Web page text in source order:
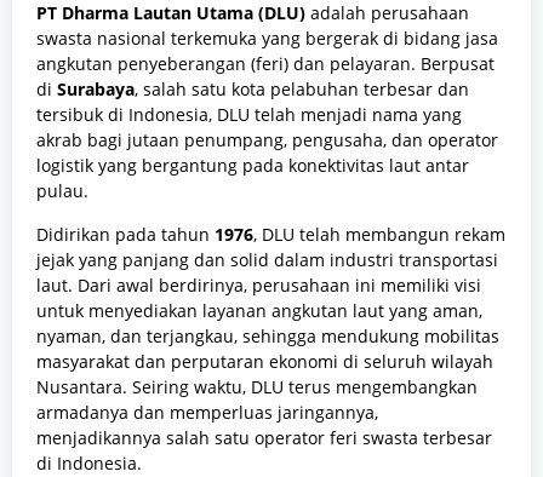
PT Dharma Lautan Utama (DLU) adalah perusahaan
swasta nasional terkemuka yang bergerak di bidang jasa
angkutan penyeberangan (feri) dan pelayaran. Berpusat
di Surabaya, salah satu kota pelabuhan terbesar dan
tersibuk di Indonesia, DLU telah menjadi nama yang
akrab bagi jutaan penumpang, pengusaha, dan operator
logistik yang bergantung pada konektivitas laut antar
pulau.
Didirikan pada tahun 1976, DLU telah membangun rekam
jejak yang panjang dan solid dalam industri transportasi
laut. Dari awal berdirinya, perusahaan ini memiliki visi
untuk menyediakan layanan angkutan laut yang aman,
nyaman, dan terjangkau, sehingga mendukung mobilitas
masyarakat dan perputaran ekonomi di seluruh wilayah
Nusantara. Seiring waktu, DLU terus mengembangkan
armadanya dan memperluas jaringannya,
menjadikannya salah satu operator feri swasta terbesar
di Indonesia.